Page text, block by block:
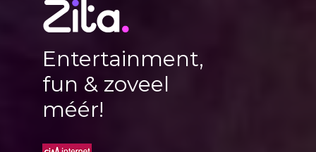
Entertainment,
fun & zoveel
méér!